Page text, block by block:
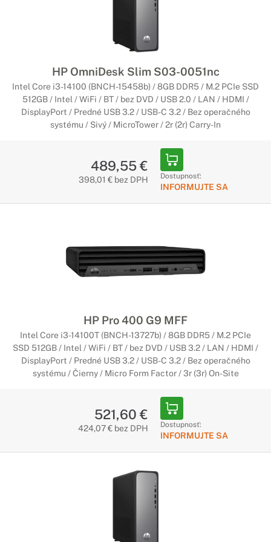
Testovaný pre beh na dlhé trate
dostupným a spoľahlivým počítačom HP Pro. Je vybavený
užitočnými funkciami zabezpečenia a spravovateľnosti, ktoré
pomôžu vašej firme rásť.
Počítače HP Elite
Počítač HP EliteDesk prináša pôsobivú hodnotu s
nekompromisným výkonom, zabezpečením a
spravovateľnosťou. Prispôsobte si ho pomocou rozšíriteľných
doplnkov, ktoré prinášajú možnosti na podnikovej úrovni
Pracovné stanice HP Z séria
Pripravená na poskytovanie maximálneho
stanicou HP Z série, ktorá vám pomôže zvládnuť aj najväčšie
projekty. Je skonštruovaná pre špičkové výpočtové operácie
a vizualizáciu, poskytuje vynikajúci výkon a je vybavená šasi
ponúkajúcim najväčšie možnosti rozšírenia vo svojom odvetví.
Bezhraničná kreativita
Počítač HP ENVY je štýlový. Je sofistikovaný. Je inteligentný.
HP OmniDesk Slim S03-0051nc
Intel Core i3-14100 (BNCH-15458b) / 8GB DDR5 / M.2 PCIe SSD
512GB / Intel / WiFi / BT / bez DVD / USB 2.0 / LAN / HDMI /
DisplayPort / Predné USB 3.2 / USB-C 3.2 / Bez operačného
systému / Sivý / MicroTower / 2r (2r) Carry-In
489,55 €
398,01 € bez DPH Dostupnosť:
INFORMUJTE SA
HP Pro 400 G9 MFF
Intel Core i3-14100T (BNCH-13727b) / 8GB DDR5 / M.2 PCIe
SSD 512GB / Intel / WiFi / BT / bez DVD / USB 3.2 / LAN / HDMI /
DisplayPort / Predné USB 3.2 / USB-C 3.2 / Bez operačného
systému / Čierny / Micro Form Factor / 3r (3r) On-Site
521,60 €
424,07 € bez DPH Dostupnosť:
INFORMUJTE SA